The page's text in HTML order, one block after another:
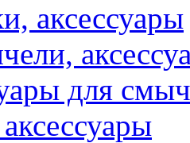
аксессуары
для